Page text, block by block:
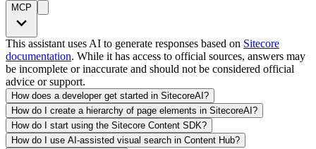
MCP
This assistant uses AI to generate responses based on Sitecore
documentation. While it has access to official sources, answers may
be incomplete or inaccurate and should not be considered official
advice or support.
How does a developer get started in SitecoreAI?
How do I create a hierarchy of page elements in SitecoreAI?
How do I start using the Sitecore Content SDK?
How do I use AI-assisted visual search in Content Hub?